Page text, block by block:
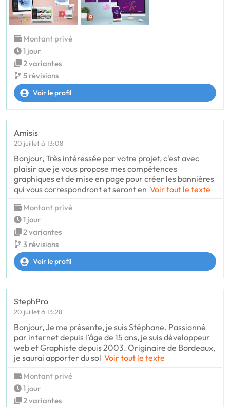
Montant privé
1 jour
2 variantes
5 révisions
Voir le profil
Amisis
20 juillet à 13:08
Bonjour, Très intéressée par votre projet, c'est avec
plaisir que je vous propose mes compétences
graphiques et de mise en page pour créer les bannières
qui vous correspondront et seront en Voir tout le texte
Montant privé
1 jour
2 variantes
3 révisions
Voir le profil
StephPro
20 juillet à 13:28
Bonjour, Je me présente, je suis Stéphane. Passionné
par internet depuis l’âge de 15 ans, je suis développeur
web et Graphiste depuis 2003. Originaire de Bordeaux,
je saurai apporter du sol Voir tout le texte
Montant privé
1 jour
2 variantes